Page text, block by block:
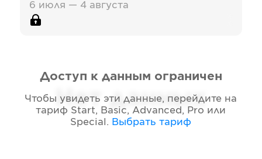
6 июля — 4 августа
Нет данных
Доступ к данным ограничен
Чтобы увидеть эти данные, перейдите на
тариф Start, Basic, Advanced, Pro или
Special . Выбрать тариф